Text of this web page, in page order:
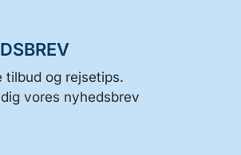
tilbud og rejsetips.
vores nyhedsbrev